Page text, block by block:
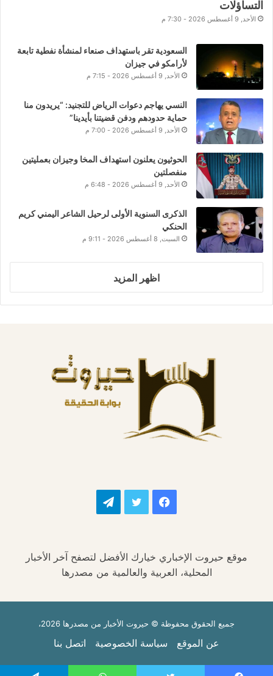
التساؤلات
الأحد, 9 أغسطس 2026 - 7:30 م
السعودية تقر باستهداف صنعاء لمنشأة نفطية تابعة
لأرامكو في جيزان
الأحد, 9 أغسطس 2026 - 7:15 م
النسي يهاجم دعوات الرياض للتجنيد: “يريدون منا
حماية حدودهم ودفن قضيتنا بأيدينا”
الأحد, 9 أغسطس 2026 - 7:00 م
الحوثيون يعلنون استهداف المخا وجيزان بعمليتين
منفصلتين
الأحد, 9 أغسطس 2026 - 6:48 م
الذكرى السنوية الأولى لرحيل الشاعر اليمني كريم
الحنكي
السبت, 8 أغسطس 2026 - 9:11 م
اظهر المزيد
فيسبوك تويتر تيلقرام
موقع حيروت الإخباري خيارك الأفضل لتصفح آخر الأخبار
المحلية، العربية والعالمية من مصدرها
جميع الحقوق محفوظة © حيروت الأخبار من مصدرها 2026،
عن الموقع سياسة الخصوصية اتصل بنا